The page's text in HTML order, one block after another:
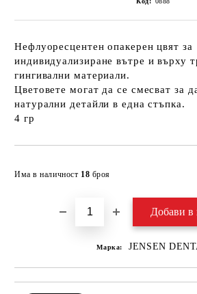
Нефлуоресцентен опакерен цвят за
индивидуализиране вътре и върху
гингивални материали.
Цветовете могат да се смесват за
натурални детайли в една стъпка.
4 гр
Има в наличност 18 броя
Марка: JENSEN